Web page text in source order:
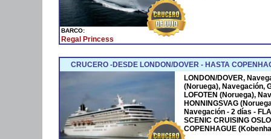
BARCO:
Regal Princess
CRUCERO -DESDE LONDON/DOVER - HASTA
LONDON/DOVER,
(Noruega), Navegación,
LOFOTEN (Noruega),
HONNINGSVAG
Navegación - 2 días -
SCENIC CRUISING
COPENHAGUE